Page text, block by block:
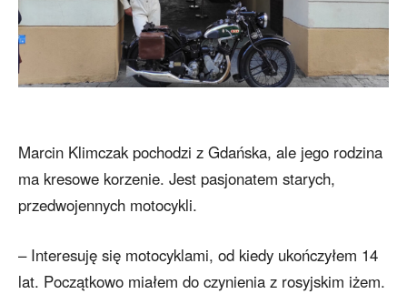
Marcin Klimczak pochodzi z Gdańska, ale jego rodzina
ma kresowe korzenie. Jest pasjonatem starych,
przedwojennych motocykli.
– Interesuję się motocyklami, od kiedy ukończyłem 14
lat. Początkowo miałem do czynienia z rosyjskim iżem.